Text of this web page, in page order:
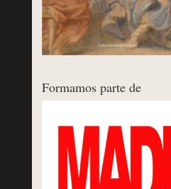
Formamos parte de